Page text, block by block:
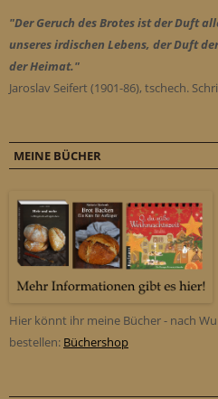
"Der Geruch des Brotes ist der Duft
unseres irdischen Lebens, der Duft
der Heimat."
Jaroslav Seifert (1901-86), tschech.
MEINE BÜCHER
Hier könnt ihr meine Bücher - nach
bestellen: Büchershop